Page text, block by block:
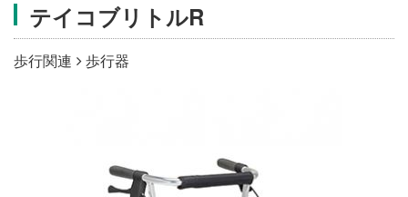
アクセス
テイコブリトルR
歩行関連 歩行器